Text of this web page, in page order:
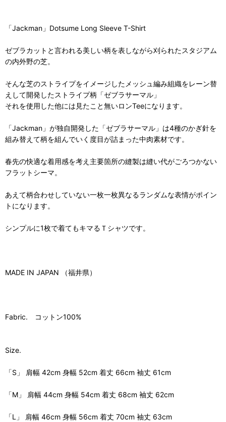
「Jackman」Dotsume Long Sleeve T-Shirt
ゼブラカットと言われる美しい柄を表しながら刈られたスタジアム
の内外野の芝。
そんな芝のストライプをイメージしたメッシュ編み組織をレーン替
えして開発したストライプ柄「ゼブラサーマル」
それを使用した他には見たこと無いロンTeeになります。
「Jackman」が独自開発した「ゼブラサーマル」は4種のかぎ針を
組み替えて柄を組んでいく度目が詰まった中肉素材です。
春先の快適な着用感を考え主要箇所の縫製は縫い代がごろつかない
フラットシーマ。
あえて柄合わせしていない一枚一枚異なるランダムな表情がポイン
トになります。
シンプルに1枚で着てもキマるＴシャツです。
MADE IN JAPAN （福井県）
Fabric. コットン100%
Size.
「S」 肩幅 42cm 身幅 52cm 着丈 66cm 袖丈 61cm
「M」 肩幅 44cm 身幅 54cm 着丈 68cm 袖丈 62cm
「L」 肩幅 46cm 身幅 56cm 着丈 70cm 袖丈 63cm